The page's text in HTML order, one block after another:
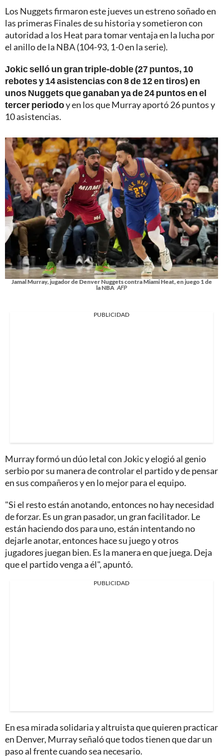
Los Nuggets firmaron este jueves un estreno soñado en
las primeras Finales de su historia y sometieron con
autoridad a los Heat para tomar ventaja en la lucha por
el anillo de la NBA (104-93, 1-0 en la serie).
Jokic selló un gran triple-doble (27 puntos, 10
rebotes y 14 asistencias con 8 de 12 en tiros) en
unos Nuggets que ganaban ya de 24 puntos en el
tercer periodoy en los que Murray aportó 26 puntos y
10 asistencias.
Jamal Murray, jugador de Denver Nuggets contra Miami Heat, en juego 1 de
la NBA AFP
PUBLICIDAD
Murray formó un dúo letal con Jokic y elogió al genio
serbio por su manera de controlar el partido y de pensar
en sus compañeros y en lo mejor para el equipo.
"Si el resto están anotando, entonces no hay necesidad
de forzar. Es un gran pasador, un gran facilitador. Le
están haciendo dos para uno, están intentando no
dejarle anotar, entonces hace su juego y otros
jugadores juegan bien. Es la manera en que juega. Deja
que el partido venga a él", apuntó.
PUBLICIDAD
En esa mirada solidaria y altruista que quieren practicar
en Denver, Murray señaló que todos tienen que dar un
paso al frente cuando sea necesario.